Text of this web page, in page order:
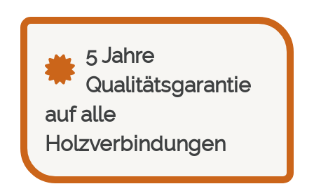
5 Jahre
Qualitätsgarantie
auf alle
Holzverbindungen